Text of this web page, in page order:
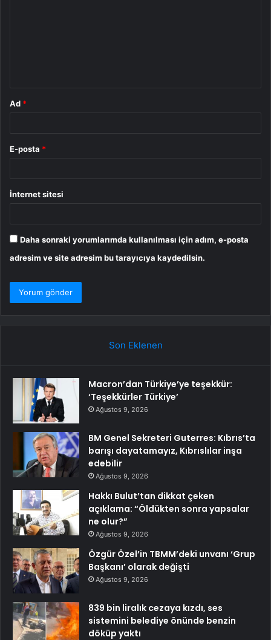
Ad *
E-posta *
İnternet sitesi
Daha sonraki yorumlarımda kullanılması için adım, e-posta
adresim ve site adresim bu tarayıcıya kaydedilsin.
Son Eklenen
Macron’dan Türkiye’ye teşekkür:
‘Teşekkürler Türkiye’
Ağustos 9, 2026
BM Genel Sekreteri Guterres: Kıbrıs’ta
barışı dayatamayız, Kıbrıslılar inşa
edebilir
Ağustos 9, 2026
Hakkı Bulut’tan dikkat çeken
açıklama: “Öldükten sonra yapsalar
ne olur?”
Ağustos 9, 2026
Özgür Özel’in TBMM’deki unvanı ‘Grup
Başkanı’ olarak değişti
Ağustos 9, 2026
839 bin liralık cezaya kızdı, ses
sistemini belediye önünde benzin
döküp yaktı